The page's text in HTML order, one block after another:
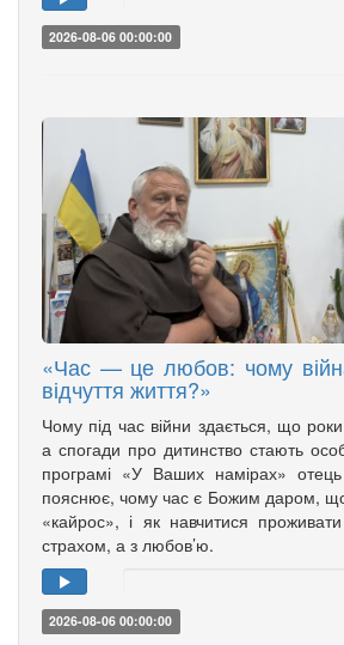
2026-08-06 00:00:00
«Час — це любов: чому
відчуття життя?»
Чому під час війни здається, що
а спогади про дитинство стають
програмі «У Ваших намірах»
пояснює, чому час є Божим даром, що
«кайрос», і як навчитися
страхом, а з любов’ю.
2026-08-06 00:00:00